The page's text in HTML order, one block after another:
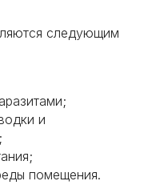
следующим
и
помещения.